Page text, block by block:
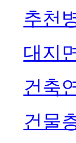
추천
대지
건축
건물